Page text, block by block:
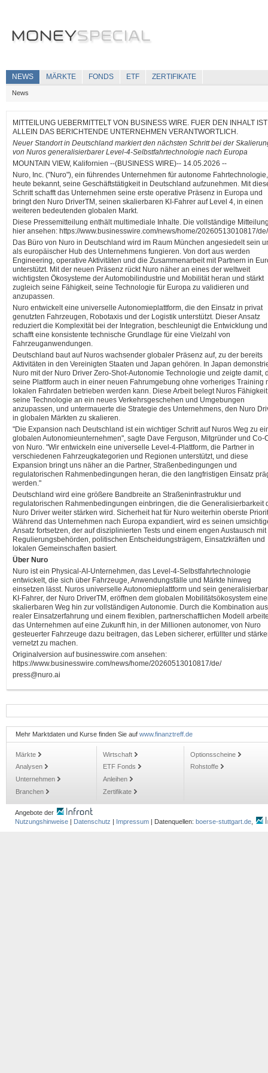
NEWS MÄRKTE FONDS ETF ZERTIFIKATE
News
MITTEILUNG UEBERMITTELT VON BUSINESS WIRE. FUER DEN INHALT IST
ALLEIN DAS BERICHTENDE UNTERNEHMEN VERANTWORTLICH.
Neuer Standort in Deutschland markiert den nächsten Schritt bei der
von Nuros generalisierbarer Level-4-Selbstfahrtechnologie nach Europa
MOUNTAIN VIEW, Kalifornien --(BUSINESS WIRE)-- 14.05.2026 --
Nuro, Inc. ("Nuro"), ein führendes Unternehmen für autonome
heute bekannt, seine Geschäftstätigkeit in Deutschland aufzunehmen. Mit
Schritt schafft das Unternehmen seine erste operative Präsenz in Europa und
bringt den Nuro DriverTM, seinen skalierbaren KI-Fahrer auf Level 4, in einen
weiteren bedeutenden globalen Markt.
Diese Pressemitteilung enthält multimediale Inhalte. Die vollständige
hier ansehen: https://www.businesswire.com/news/home/20260513010817/de/
Das Büro von Nuro in Deutschland wird im Raum München angesiedelt sein
als europäischer Hub des Unternehmens fungieren. Von dort aus werden
Engineering, operative Aktivitäten und die Zusammenarbeit mit Partnern in
unterstützt. Mit der neuen Präsenz rückt Nuro näher an eines der weltweit
wichtigsten Ökosysteme der Automobilindustrie und Mobilität heran und stärkt
zugleich seine Fähigkeit, seine Technologie für Europa zu validieren und
anzupassen.
Nuro entwickelt eine universelle Autonomieplattform, die den Einsatz in privat
genutzten Fahrzeugen, Robotaxis und der Logistik unterstützt. Dieser Ansatz
reduziert die Komplexität bei der Integration, beschleunigt die Entwicklung und
schafft eine konsistente technische Grundlage für eine Vielzahl von
Fahrzeuganwendungen.
Deutschland baut auf Nuros wachsender globaler Präsenz auf, zu der bereits
Aktivitäten in den Vereinigten Staaten und Japan gehören. In Japan
Nuro mit der Nuro Driver Zero-Shot-Autonomie Technologie und zeigte damit,
seine Plattform auch in einer neuen Fahrumgebung ohne vorheriges Training
lokalen Fahrdaten betrieben werden kann. Diese Arbeit belegt Nuros
seine Technologie an ein neues Verkehrsgeschehen und Umgebungen
anzupassen, und untermauerte die Strategie des Unternehmens, den Nuro
in globalen Märkten zu skalieren.
"Die Expansion nach Deutschland ist ein wichtiger Schritt auf Nuros Weg zu
globalen Autonomieunternehmen", sagte Dave Ferguson, Mitgründer und Co-
von Nuro. "Wir entwickeln eine universelle Level-4-Plattform, die Partner in
verschiedenen Fahrzeugkategorien und Regionen unterstützt, und diese
Expansion bringt uns näher an die Partner, Straßenbedingungen und
regulatorischen Rahmenbedingungen heran, die den langfristigen Einsatz
werden."
Deutschland wird eine größere Bandbreite an Straßeninfrastruktur und
regulatorischen Rahmenbedingungen einbringen, die die Generalisierbarkeit
Nuro Driver weiter stärken wird. Sicherheit hat für Nuro weiterhin oberste
Während das Unternehmen nach Europa expandiert, wird es seinen
Ansatz fortsetzen, der auf disziplinierten Tests und einem engen Austausch mit
Regulierungsbehörden, politischen Entscheidungsträgern, Einsatzkräften und
lokalen Gemeinschaften basiert.
Über Nuro
Nuro ist ein Physical-AI-Unternehmen, das Level-4-Selbstfahrtechnologie
entwickelt, die sich über Fahrzeuge, Anwendungsfälle und Märkte hinweg
einsetzen lässt. Nuros universelle Autonomieplattform und sein
KI-Fahrer, der Nuro DriverTM, eröffnen dem globalen Mobilitätsökosystem
skalierbaren Weg hin zur vollständigen Autonomie. Durch die Kombination aus
realer Einsatzerfahrung und einem flexiblen, partnerschaftlichen Modell
das Unternehmen auf eine Zukunft hin, in der Millionen autonomer, von Nuro
gesteuerter Fahrzeuge dazu beitragen, das Leben sicherer, erfüllter und
vernetzt zu machen.
Originalversion auf businesswire.com ansehen:
https://www.businesswire.com/news/home/20260513010817/de/
press@nuro.ai
Mehr Marktdaten und Kurse finden Sie auf www.finanztreff.de
Märkte
Analysen
Unternehmen
Branchen
Wirtschaft
ETF Fonds
Anleihen
Zertifikate
Optionsscheine
Rohstoffe
Angebote der
Nutzungshinweise | Datenschutz | Impressum | Datenquellen: boerse-stuttgart.de